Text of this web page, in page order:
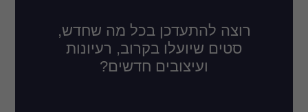
רוצה להתעדכן בכל מה שחדש,
סטים שיועלו בקרוב, רעיונות
ועיצובים חדשים?